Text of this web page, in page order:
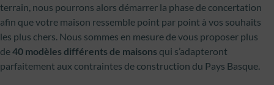
terrain, nous pourrons alors démarrer la phase de concertation
afin que votre maison ressemble point par point à vos souhaits
les plus chers. Nous sommes en mesure de vous proposer plus
de40 modèles différents de maisons qui s’adapteront
parfaitement aux contraintes de construction du Pays Basque.